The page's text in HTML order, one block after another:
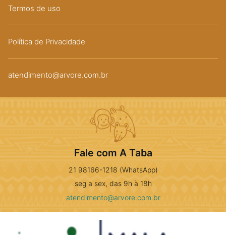
Termos de uso
Política de Privacidade
atendimento@arvore.com.br
Fale com A Taba
21 98166-1218 (WhatsApp)
seg a sex, das 9h à 18h
atendimento@arvore.com.br